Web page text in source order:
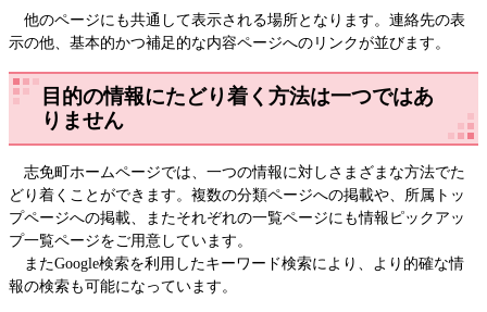
他のページにも共通して表示される場所となります。連絡先の表
示の他、基本的かつ補足的な内容ページへのリンクが並びます。
目的の情報にたどり着く方法は一つではあ
りません
志免町ホームページでは、一つの情報に対しさまざまな方法でた
どり着くことができます。複数の分類ページへの掲載や、所属トッ
プページへの掲載、またそれぞれの一覧ページにも情報ピックアッ
プ一覧ページをご用意しています。
またGoogle検索を利用したキーワード検索により、より的確な情
報の検索も可能になっています。